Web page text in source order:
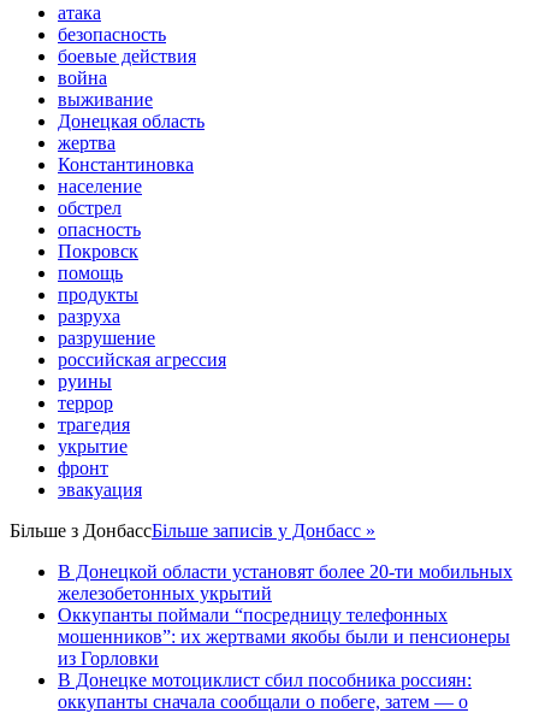
атака
безопасность
боевые действия
война
выживание
Донецкая область
жертва
Константиновка
население
обстрел
опасность
Покровск
помощь
продукты
разруха
разрушение
российская агрессия
руины
террор
трагедия
укрытие
фронт
эвакуация
Більше з ДонбассБільше записів у Донбасс »
В Донецкой области установят более 20-ти мобильных
железобетонных укрытий
Оккупанты поймали “посредницу телефонных
мошенников”: их жертвами якобы были и пенсионеры
из Горловки
В Донецке мотоциклист сбил пособника россиян:
оккупанты сначала сообщали о побеге, затем — о